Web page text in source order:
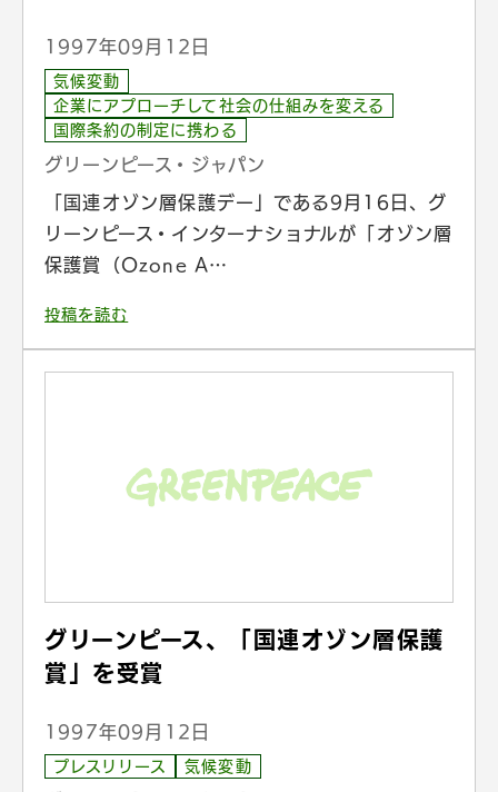
1997年09月12日
気候変動
企業にアプローチして社会の仕組みを変える
国際条約の制定に携わる
グリーンピース・ジャパン
「国連オゾン層保護デー」である9月16日、グ
リーンピース・インターナショナルが「オゾン層
保護賞（Ozone A…
投稿を読む
グリーンピース、「国連オゾン層保護
賞」を受賞
1997年09月12日
プレスリリース 気候変動